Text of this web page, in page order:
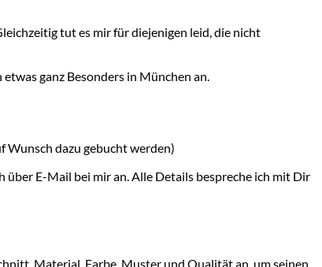
tut es mir für diejenigen leid, die nicht
ganz Besonders in München an.
Wunsch dazu gebucht werden)
E-Mail bei mir an. Alle Details bespreche ich mit Dir
Material, Farbe, Muster und Qualität an, um seinen